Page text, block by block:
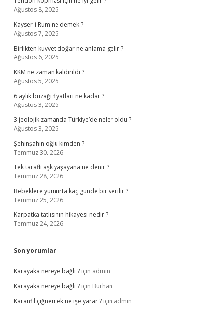
Ağustos 8, 2026
Kayser-i Rum ne demek ?
Ağustos 7, 2026
Birlikten kuvvet doğar ne anlama gelir ?
Ağustos 6, 2026
KKM ne zaman kaldırıldı ?
Ağustos 5, 2026
6 aylık buzağı fiyatları ne kadar ?
Ağustos 3, 2026
3 jeolojik zamanda Türkiye’de neler oldu ?
Ağustos 3, 2026
Şehinşahın oğlu kimden ?
Temmuz 30, 2026
Tek taraflı aşk yaşayana ne denir ?
Temmuz 28, 2026
Bebeklere yumurta kaç günde bir verilir ?
Temmuz 25, 2026
Karpatka tatlısının hikayesi nedir ?
Temmuz 24, 2026
Son yorumlar
Karayaka nereye bağlı ? için admin
Karayaka nereye bağlı ? için Burhan
Karanfil çiğnemek ne işe yarar ? için admin